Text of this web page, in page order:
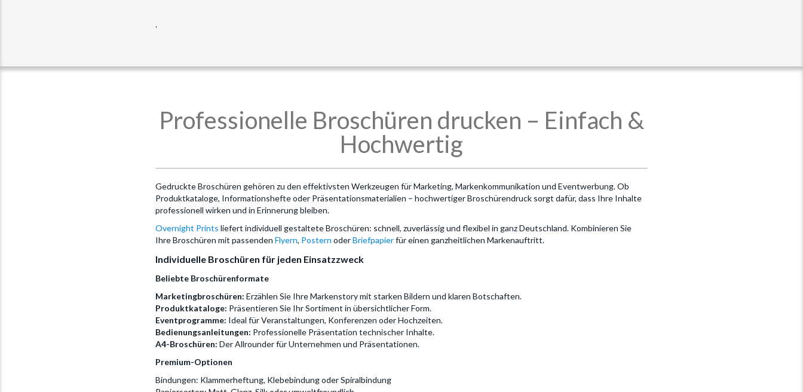
.
Professionelle Broschüren drucken – Einfach &
Hochwertig
Gedruckte Broschüren gehören zu den effektivsten Werkzeugen für Marketing, Markenkommunikation und Eventwerbung. Ob
Produktkataloge, Informationshefte oder Präsentationsmaterialien – hochwertiger Broschürendruck sorgt dafür, dass Ihre Inhalte
professionell wirken und in Erinnerung bleiben.
Overnight Prints liefert individuell gestaltete Broschüren: schnell, zuverlässig und flexibel in ganz Deutschland. Kombinieren Sie
Ihre Broschüren mit passenden Flyern, Postern oderBriefpapierfür einen ganzheitlichen Markenauftritt.
Individuelle Broschüren für jeden Einsatzzweck
Beliebte Broschürenformate
Marketingbroschüren: Erzählen Sie Ihre Markenstory mit starken Bildern und klaren Botschaften.
Produktkataloge: Präsentieren Sie Ihr Sortiment in übersichtlicher Form.
Eventprogramme: Ideal für Veranstaltungen, Konferenzen oder Hochzeiten.
Bedienungsanleitungen: Professionelle Präsentation technischer Inhalte.
A4-Broschüren: Der Allrounder für Unternehmen und Präsentationen.
Premium-Optionen
Bindungen: Klammerheftung, Klebebindung oder Spiralbindung